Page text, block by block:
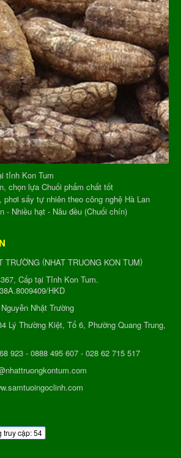
tỉnh Kon Tum
chọn lựa Chuối phẩm chất tốt
phơi sấy tự nhiên theo công nghệ Hà Lan
- Nhiều hạt - Nâu đều (Chuối chín)
TRƯỜNG (NHAT TRUONG KON TUM)
Cấp tại Tỉnh Kon Tum.
HKD
Nguyễn Nhật Trường
Lý Thường Kiệt, Tổ 6, Phường Quang Trung,
923 - 0888 495 607 - 028 62 715 517
truy cập: 54